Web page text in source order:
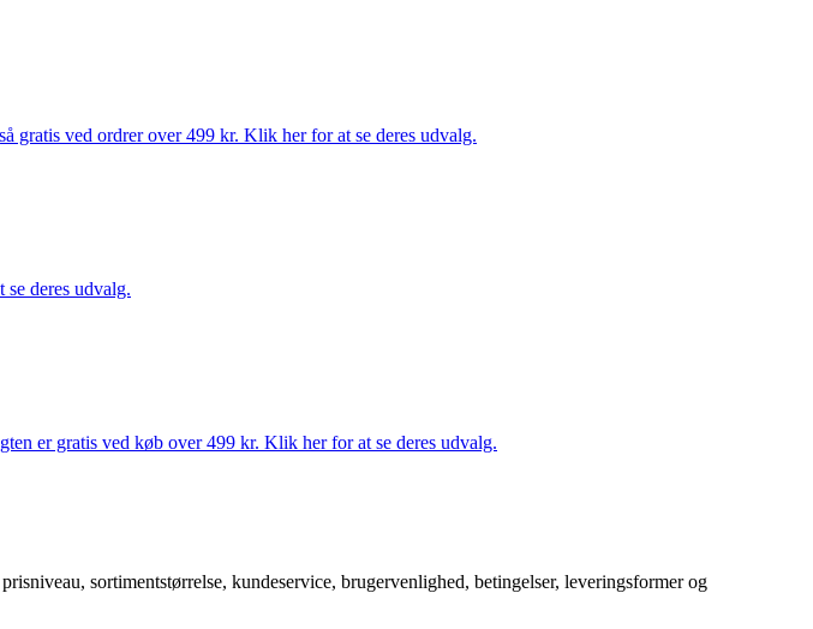
gratis ved ordrer over 499 kr. Klik her for at se deres udvalg.
deres udvalg.
er gratis ved køb over 499 kr. Klik her for at se deres udvalg.
sortimentstørrelse, kundeservice, brugervenlighed, betingelser, leveringsformer og